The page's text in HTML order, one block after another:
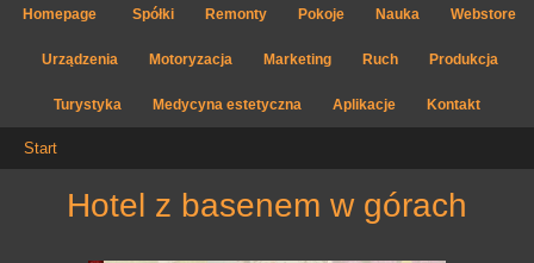
Homepage Spółki Remonty Pokoje Nauka Webstore
Urządzenia Motoryzacja Marketing Ruch Produkcja
Turystyka Medycyna estetyczna Aplikacje Kontakt
Start
hotel z basenem w górach